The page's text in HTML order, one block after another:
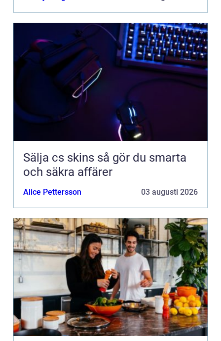
Sälja cs skins så gör du smarta
och säkra affärer
Alice Pettersson 03 augusti 2026